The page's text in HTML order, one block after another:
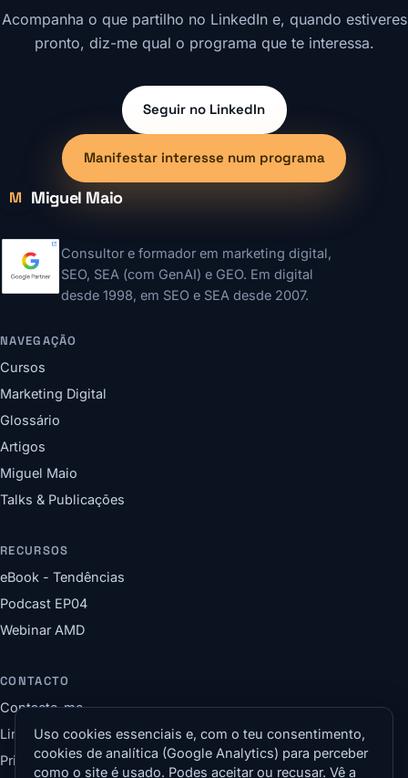
Acompanha o que partilho no LinkedIn e, quando estiveres
pronto, diz-me qual o programa que te interessa.
Seguir no LinkedIn
Manifestar interesse num programa
M Miguel Maio
Consultor e formador em marketing digital,
SEO, SEA (com GenAI) e GEO. Em digital
desde 1998, em SEO e SEA desde 2007.
NAVEGAÇÃO
Cursos
Marketing Digital
Glossário
Artigos
Miguel Maio
Talks & Publicações
RECURSOS
eBook - Tendências
Podcast EP04
Webinar AMD
CONTACTO
Contacte-me
LinkedIn
Privacidade & Cookies
Uso cookies essenciais e, com o teu consentimento,
cookies de analítica (Google Analytics) para perceber
como o site é usado. Podes aceitar ou recusar. Vê a